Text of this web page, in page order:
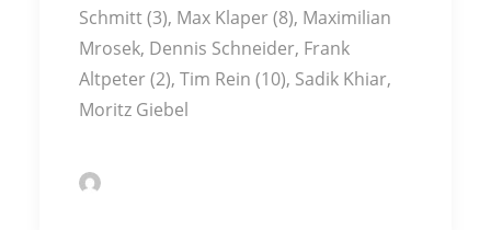
Schmitt (3), Max Klaper (8), Maximilian
Mrosek, Dennis Schneider, Frank
Altpeter (2), Tim Rein (10), Sadik Khiar,
Moritz Giebel